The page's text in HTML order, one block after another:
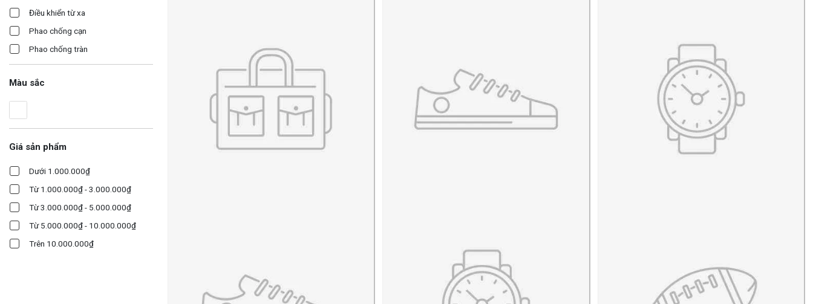
Điều khiển từ xa
Phao chống cạn
Phao chống tràn
Màu sắc
Giá sản phẩm
Dưới 1.000.000₫
Từ 1.000.000₫ - 3.000.000₫
Từ 3.000.000₫ - 5.000.000₫
Từ 5.000.000₫ - 10.000.000₫
Trên 10.000.000₫